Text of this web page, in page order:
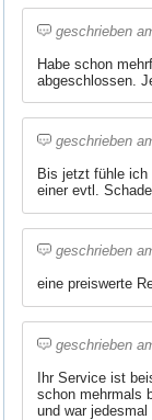
geschrieben
Habe schon
abgeschlossen.
geschrieben
Bis jetzt fühle
einer evtl.
geschrieben
eine preiswerte
geschrieben
Ihr Service ist
schon mehrmals
und war